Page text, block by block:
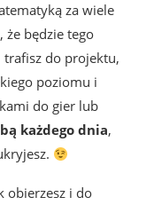
za wiele
że będzie tego
trafisz do projektu,
poziomu i
do gier lub
każdego dnia,
obierzesz i do